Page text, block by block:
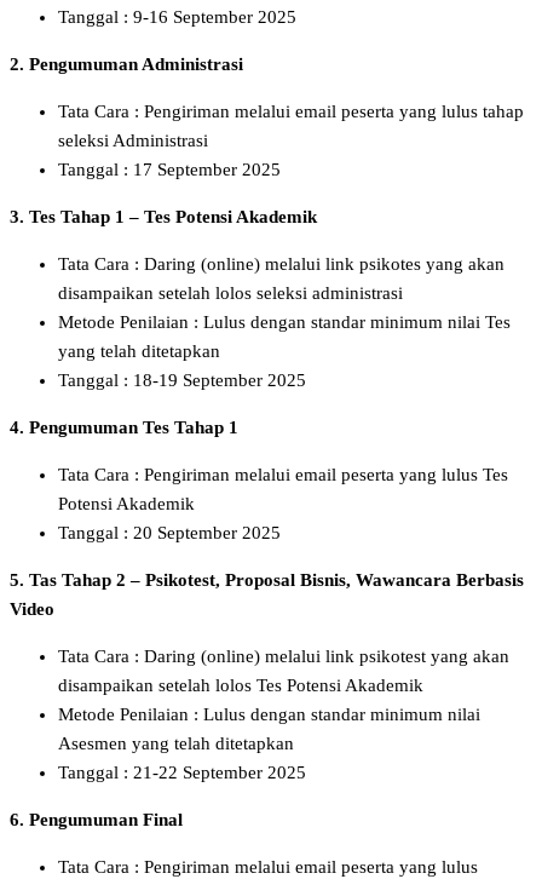
Tanggal : 9-16 September 2025
2. Pengumuman Administrasi
Tata Cara : Pengiriman melalui email peserta yang lulus tahap
seleksi Administrasi
Tanggal : 17 September 2025
3. Tes Tahap 1 – Tes Potensi Akademik
Tata Cara : Daring (online) melalui link psikotes yang akan
disampaikan setelah lolos seleksi administrasi
Metode Penilaian : Lulus dengan standar minimum nilai Tes
yang telah ditetapkan
Tanggal : 18-19 September 2025
4. Pengumuman Tes Tahap 1
Tata Cara : Pengiriman melalui email peserta yang lulus Tes
Potensi Akademik
Tanggal : 20 September 2025
5. Tas Tahap 2 – Psikotest, Proposal Bisnis, Wawancara Berbasis
Video
Tata Cara : Daring (online) melalui link psikotest yang akan
disampaikan setelah lolos Tes Potensi Akademik
Metode Penilaian : Lulus dengan standar minimum nilai
Asesmen yang telah ditetapkan
Tanggal : 21-22 September 2025
6. Pengumuman Final
Tata Cara : Pengiriman melalui email peserta yang lulus